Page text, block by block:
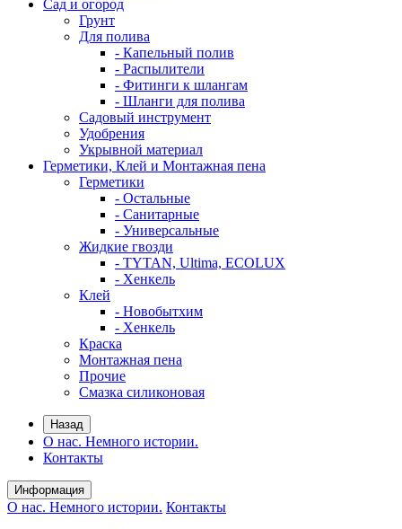
Сад и огород
Грунт
Для полива
- Капельный полив
- Распылители
- Фитинги к шлангам
- Шланги для полива
Садовый инструмент
Удобрения
Укрывной материал
Герметики, Клей и Монтажная пена
Герметики
- Остальные
- Санитарные
- Универсальные
Жидкие гвозди
- TYTAN, Ultima, ECOLUX
- Хенкель
Клей
- Новобытхим
- Хенкель
Краска
Монтажная пена
Прочие
Смазка силиконовая
Назад
О нас. Немного истории.
Контакты
Информация
О нас. Немного истории. Контакты